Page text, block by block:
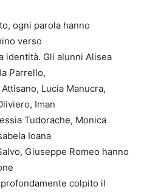
ogni parola hanno
verso
identità. Gli alunni Alisea
Parrello,
Lucia Manucra,
Iman
Tudorache, Monica
Ioana
Giuseppe Romeo hanno
colpito il